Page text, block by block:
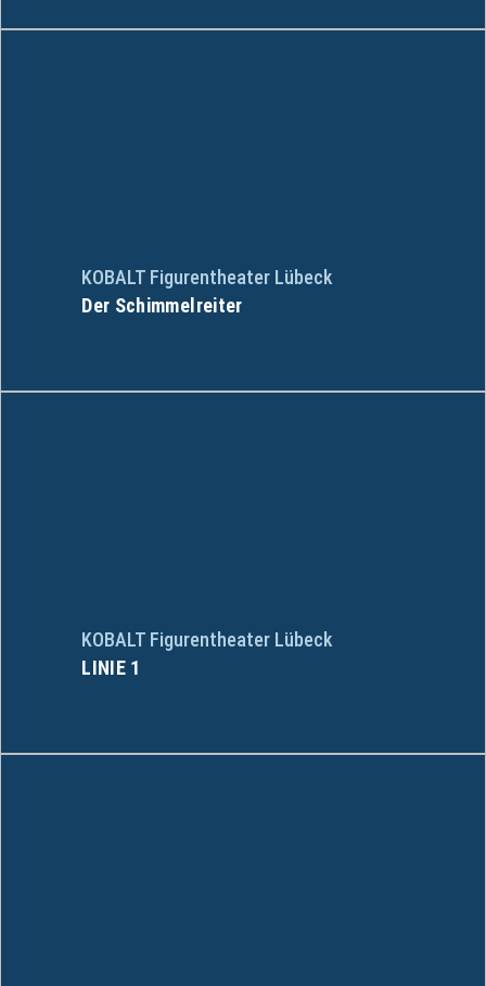
KOBALT Figurentheater Lübeck
Der Schimmelreiter
KOBALT Figurentheater Lübeck
LINIE 1